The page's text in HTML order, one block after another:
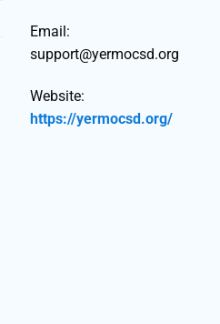
Email:
support@yermocsd.org
Website:
https://yermocsd.org/